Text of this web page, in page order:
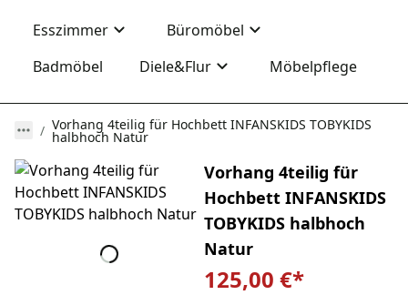
Esszimmer
Büromöbel
Badmöbel
Diele&Flur Möbelpflege
Vorhang 4teilig für Hochbett INFANSKIDS TOBYKIDS
halbhoch Natur
Vorhang 4teilig für
Hochbett INFANSKIDS
TOBYKIDS halbhoch
Natur
125,00 €*